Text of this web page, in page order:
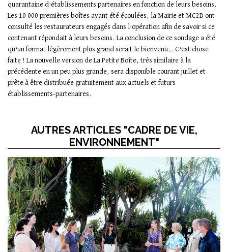
quarantaine d’établissements partenaires en fonction de leurs besoins.
Les 10 000 premières boîtes ayant été écoulées, la Mairie et MC2D ont
consulté les restaurateurs engagés dans l’opération afin de savoir si ce
contenant répondait à leurs besoins. La conclusion de ce sondage a été
qu’un format légèrement plus grand serait le bienvenu… C’est chose
faite ! La nouvelle version de La Petite Boîte, très similaire à la
précédente en un peu plus grande, sera disponible courant juillet et
prête à être distribuée gratuitement aux actuels et futurs
établissements-partenaires.
AUTRES ARTICLES "CADRE DE VIE,
ENVIRONNEMENT"